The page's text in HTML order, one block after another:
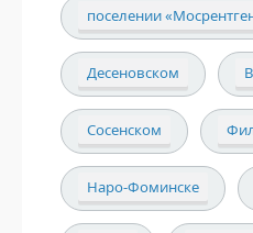
поселении
Десеновском
Сосенском
Наро-Фоминске